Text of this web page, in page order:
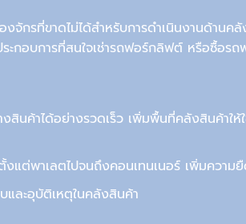
งจักรที่ขาดไม่ได้สำหรับการดำเนินงานด้าน
ะกอบการที่สนใจเช่ารถฟอร์กลิฟต์หรือซื้อรถ
สินค้าได้อย่างรวดเร็ว เพิ่มพื้นที่คลังสินค้าให้
งแต่พาเลตไปจนถึงคอนเทนเนอร์ เพิ่มความ
ละอุบัติเหตุในคลังสินค้า